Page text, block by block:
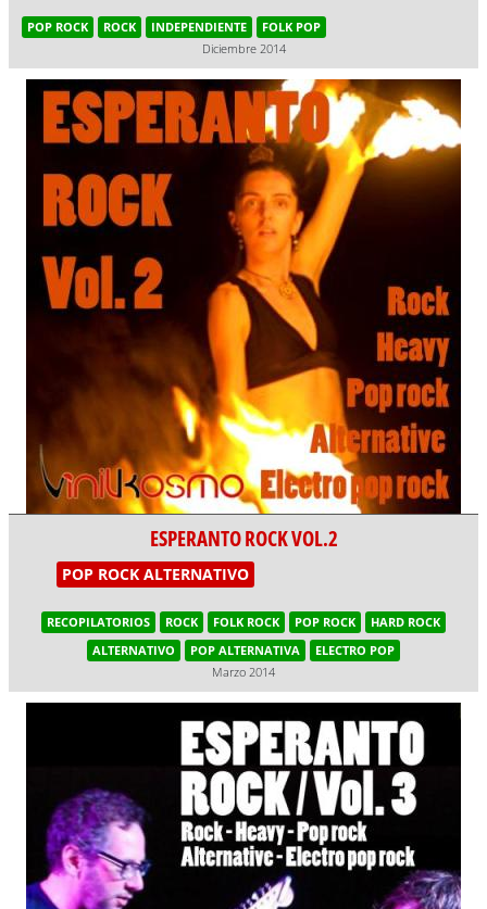
POP ROCK ROCK INDEPENDIENTE
FOLK POP
Diciembre 2014
ESPERANTO ROCK VOL.2
POP ROCK ALTERNATIVO
RECOPILATORIOS ROCK FOLK ROCK POP ROCK
HARD ROCK
ALTERNATIVO
POP ALTERNATIVA
ELECTRO POP
Marzo 2014